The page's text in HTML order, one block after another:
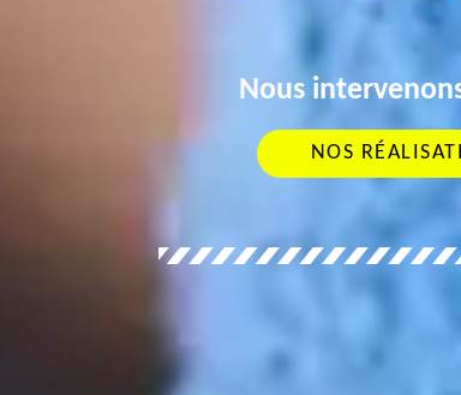
Nous
NOS